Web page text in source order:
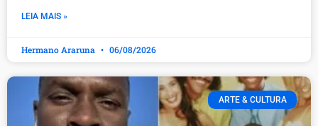
LEIA MAIS »
Hermano Araruna 06/08/2026
ARTE & CULTURA